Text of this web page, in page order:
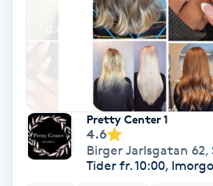
PRP (Platelet Rich Plasma)
Psoriasis Pretty Center 1
4.6
Birger Jarlsgatan 62,
Tider fr. 10:00,